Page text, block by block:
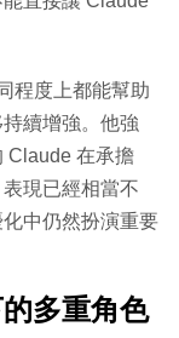
程度上都能幫助
續增強。他強
Claude 在承擔
現已經相當不
中仍然扮演重要
多重角色